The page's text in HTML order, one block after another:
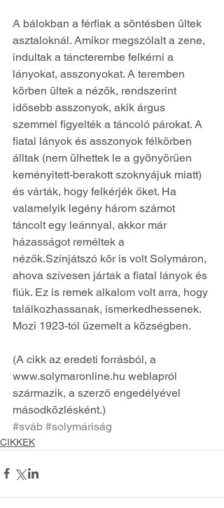
A bálokban a férfiak a söntésben ültek
asztaloknál. Amikor megszólalt a zene,
indultak a táncterembe felkérni a
lányokat, asszonyokat. A teremben
körben ültek a nézők, rendszerint
idősebb asszonyok, akik árgus
szemmel figyelték a táncoló párokat. A
fiatal lányok és asszonyok félkörben
álltak (nem ülhettek le a gyönyörűen
keményitett-berakott szoknyájuk miatt)
és várták, hogy felkérjék őket. Ha
valamelyik legény három számot
táncolt egy leánnyal, akkor már
házasságot reméltek a
nézők.Színjátszó kör is volt Solymáron,
ahova szívesen jártak a fiatal lányok és
fiúk. Ez is remek alkalom volt arra, hogy
találkozhassanak, ismerkedhessenek.
Mozi 1923-tól üzemelt a községben.
(A cikk az eredeti forrásból, a
www.solymaronline.hu weblapról
származik, a szerző engedélyével
másodközlésként.)
#sváb #solymáriság
CIKKEK